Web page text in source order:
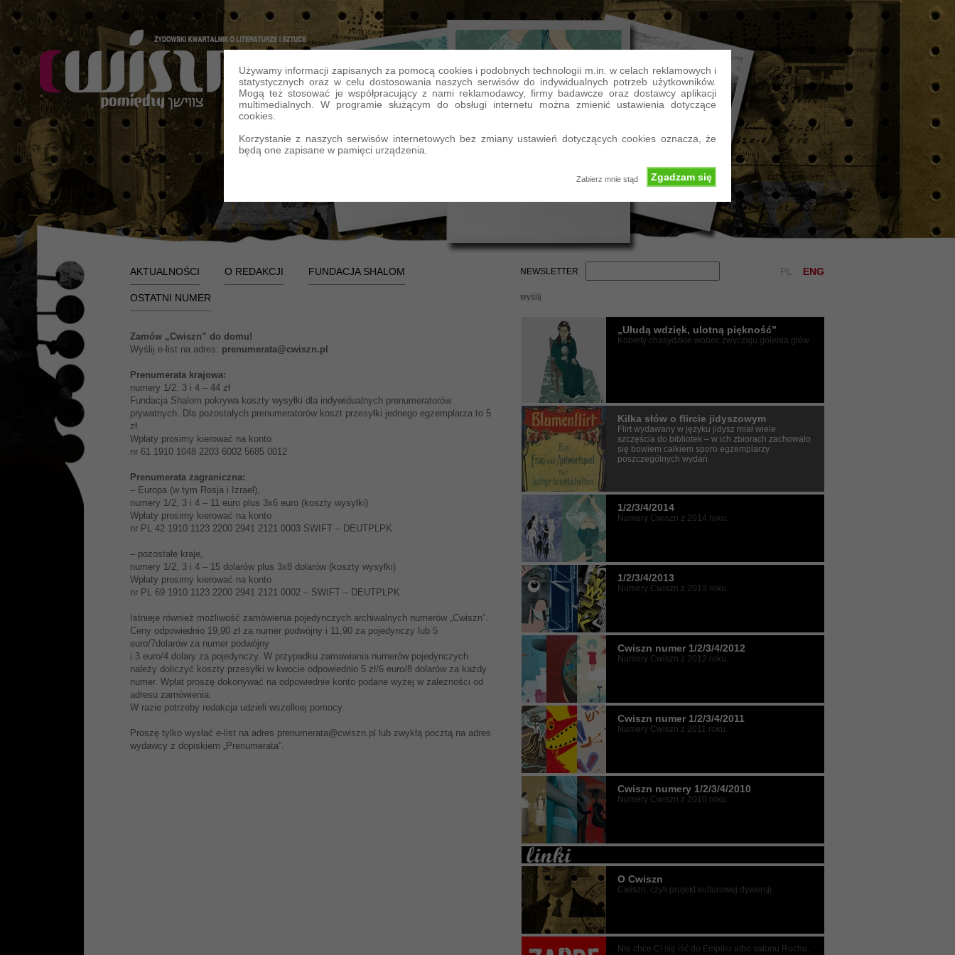
Używamy informacji zapisanych za pomocą cookies i podobnych technologii m.in. w celach reklamowych i
statystycznych oraz w celu dostosowania naszych serwisów do indywidualnych potrzeb użytkowników.
Mogą też stosować je współpracujący z nami reklamodawcy, firmy badawcze oraz dostawcy aplikacji
multimedialnych. W programie służącym do obsługi internetu można zmienić ustawienia dotyczące
cookies.
Korzystanie z naszych serwisów internetowych bez zmiany ustawień dotyczących cookies oznacza, że
będą one zapisane w pamięci urządzenia.
Zgadzam się
Zabierz mnie stąd
PL ENG
NEWSLETTER
wyślij
AKTUALNOŚCI O REDAKCJI FUNDACJA SHALOM
OSTATNI NUMER
Zamów „Cwiszn” do domu!
Wyślij e-list na adres: prenumerata@cwiszn.pl
Prenumerata krajowa:
numery 1/2, 3 i 4 – 44 zł
Fundacja Shalom pokrywa koszty wysyłki dla indywidualnych prenumeratorów
prywatnych. Dla pozostałych prenumeratorów koszt przesyłki jednego egzemplarza to 5
zł.
Wpłaty prosimy kierować na konto
nr 61 1910 1048 2203 6002 5685 0012
Prenumerata zagraniczna:
– Europa (w tym Rosja i Izrael),
numery 1/2, 3 i 4 – 11 euro plus 3x6 euro (koszty wysyłki)
Wpłaty prosimy kierować na konto
nr PL 42 1910 1123 2200 2941 2121 0003 SWIFT – DEUTPLPK
– pozostałe kraje,
numery 1/2, 3 i 4 – 15 dolarów plus 3x8 dolarów (koszty wysyłki)
Wpłaty prosimy kierować na konto
nr PL 69 1910 1123 2200 2941 2121 0002 – SWIFT – DEUTPLPK
Istnieje również możliwość zamówienia pojedynczych archiwalnych numerów „Cwiszn”.
Ceny odpowiednio 19,90 zł za numer podwójny i 11,90 za pojedynczy lub 5
euro/7dolarów za numer podwójny
i 3 euro/4 dolary za pojedynczy. W przypadku zamawiania numerów pojedynczych
należy doliczyć koszty przesyłki w kwocie odpowiednio 5 zł/6 euro/8 dolarów za każdy
numer. Wpłat proszę dokonywać na odpowiednie konto podane wyżej w zależności od
adresu zamówienia.
W razie potrzeby redakcja udzieli wszelkiej pomocy.
Proszę tylko wysłać e-list na adres prenumerata@cwiszn.pl lub zwykłą pocztą na adres
wydawcy z dopiskiem „Prenumerata”.
„Ułudą wdzięk, ulotną piękność”
Kobiety chasydzkie wobec zwyczaju golenia głów
Kilka słów o flircie jidyszowym
Flirt wydawany w języku jidysz miał wiele
szczęścia do bibliotek – w ich zbiorach zachowało
się bowiem całkiem sporo egzemplarzy
poszczególnych wydań
1/2/3/4/2014
Numery Cwiszn z 2014 roku.
1/2/3/4/2013
Numery Cwiszn z 2013 roku.
Cwiszn numer 1/2/3/4/2012
Numery Cwiszn z 2012 roku.
Cwiszn numer 1/2/3/4/2011
Numery Cwiszn z 2011 roku.
Cwiszn numery 1/2/3/4/2010
Numery Cwiszn z 2010 roku.
O Cwiszn
Cwiszn, czyli projekt kulturowej dywersji
Nie chce Ci się iść do Empiku albo salonu Ruchu,